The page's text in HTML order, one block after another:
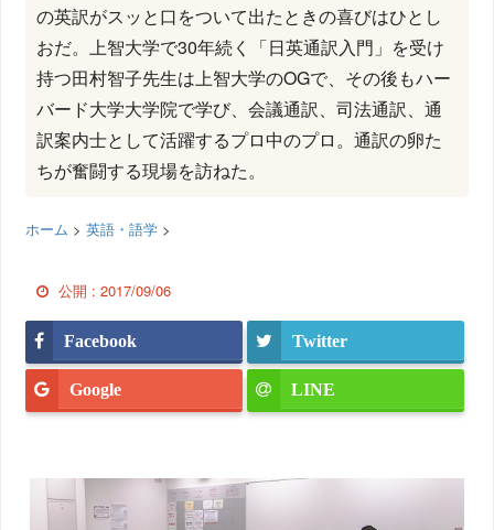
の英訳がスッと口をついて出たときの喜びはひとし
おだ。上智大学で30年続く「日英通訳入門」を受け
持つ田村智子先生は上智大学のOGで、その後もハー
バード大学大学院で学び、会議通訳、司法通訳、通
訳案内士として活躍するプロ中のプロ。通訳の卵た
ちが奮闘する現場を訪ねた。
ホーム >英語・語学 >
公開 :2017/09/06
Facebook Twitter
Google LINE